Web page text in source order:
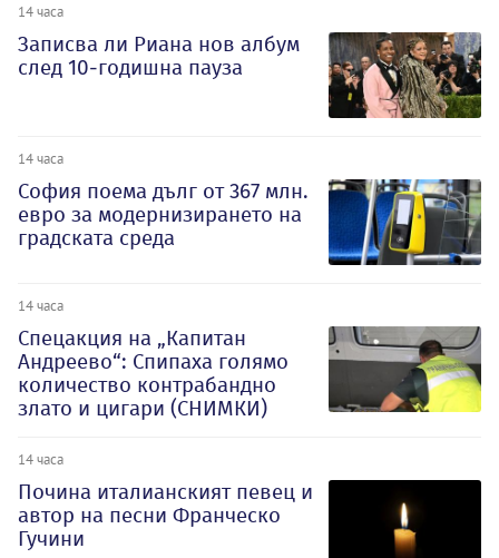
14 часа
Записва ли Риана нов албум
след 10-годишна пауза
14 часа
София поема дълг от 367 млн.
евро за модернизирането на
градската среда
14 часа
Спецакция на „Капитан
Андреево“: Спипаха голямо
количество контрабандно
злато и цигари (СНИМКИ)
14 часа
Почина италианският певец и
автор на песни Франческо
Гучини